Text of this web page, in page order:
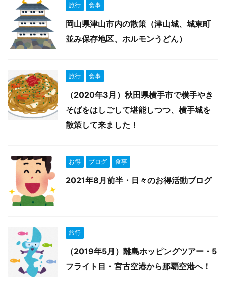
旅行 食事
岡山県津山市内の散策（津山城、城東町
並み保存地区、ホルモンうどん）
旅行 食事
（2020年3月）秋田県横手市で横手やき
そばをはしごして堪能しつつ、横手城を
散策して来ました！
お得 ブログ 食事
2021年8月前半・日々のお得活動ブログ
旅行
（2019年5月）離島ホッピングツアー・5
フライト目・宮古空港から那覇空港へ！